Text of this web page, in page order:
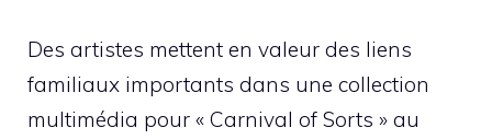
Des artistes mettent en valeur des liens
familiaux importants dans une collection
multimédia pour « Carnival of Sorts » au